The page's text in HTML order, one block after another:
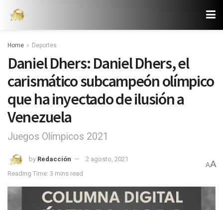
Home Deportes
Daniel Dhers: Daniel Dhers, el
carismático subcampeón olímpico
que ha inyectado de ilusión a
Venezuela
Juegos Olímpicos 2021
by Redacción
2 agosto, 2021
Reading Time: 3 mins read
AA